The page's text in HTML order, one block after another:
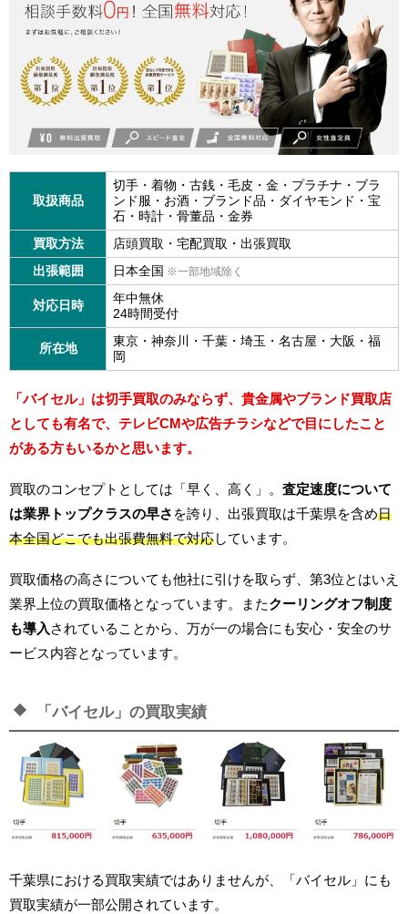
取扱商品
切手・着物・古銭・毛皮・金・プラチナ・ブラ
ンド服・お酒・ブランド品・ダイヤモンド・宝
石・時計・骨董品・金券
買取方法 店頭買取・宅配買取・出張買取
出張範囲 日本全国 ※一部地域除く
対応日時
年中無休
24時間受付
所在地
東京・神奈川・千葉・埼玉・名古屋・大阪・福
岡
「バイセル」は切手買取のみならず、貴金属やブランド買取店
としても有名で、テレビCMや広告チラシなどで目にしたこと
がある方もいるかと思います。
買取のコンセプトとしては「早く、高く」。 査定速度について
は業界トップクラスの早さ を誇り、出張買取は千葉県を含め日
本全国どこでも出張費無料で対応 しています。
買取価格の高さについても他社に引けを取らず、第3位とはいえ
業界上位の買取価格となっています。また クーリングオフ制度
も導入 されていることから、万が一の場合にも安心・安全のサ
ービス内容となっています。
「バイセル」の買取実績
千葉県における買取実績ではありませんが、「バイセル」にも
買取実績が一部公開されています。
まとめ売りキャンペーン実施
中！